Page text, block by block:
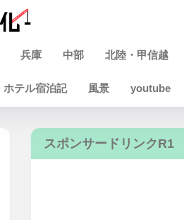
兵庫 中部 北陸・甲信越
ホテル宿泊記 風景 youtube
スポンサードリンクR1